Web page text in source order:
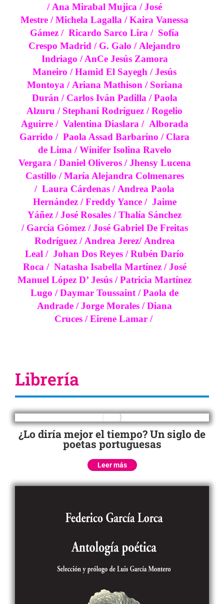
/Ana Mirabal Mujica /José
Mestre /Michela Lagalla /Kaira Vanessa
Gámez / Ricardo Sarco Lira / Sofía
Crespo Madrid / G. Galo /Alejandro
Indriago / AnCe Jesús Zamora
Maneiro /Hamid El Sayegh / Jesús
Montoya/Ariana Mathison/ Soriana
Durán/ Carlos Iván Padilla/Paola
Alzuru / Stephani Rodríguez /Rogelio
Aguirre/ Valentina Diaslara / Alborada
Garrido / Paola Assad Barbarino / Clara
de Lima/Winifer Isolina Ravelo
Vergara/Daniel Oliveros/Jhensy Lucena
Castillo /María Alejandra Colmenares
/ Laura Cárdenas /Andrea Paola
Hernández/Freddy Yance / Jaime
Yáñez /José Rosales /Thalía Sánchez
/ García Gómez/José Gabriel De Freitas
Rodríguez/Andrea Jerez/Andrea
Leal / Johan Dos Reyes /Rubén Darío
Roca/ Natasha Isabella Martínez/José
Manuel López D’ Jesús /Patricia Martínez
Lugo /Daymar Toussaint/Paola de
Andrade /Jorge Morales /Diana
Cruces/Eirene Lamar/
Librería
¿Lo diría mejor el tiempo? Un siglo de
poetas portuguesas
Leer más